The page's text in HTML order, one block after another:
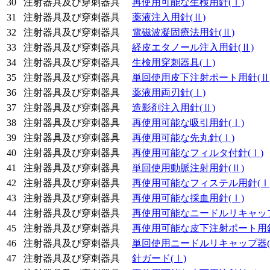
30 注射器具及び穿刺器具 再使用可能な生検用針(Ⅰ)
31
注射器具及び穿刺器具 薬液注入用針(Ⅱ)
32
注射器具及び穿刺器具 電磁波凝固療法用針(Ⅱ)
33
注射器具及び穿刺器具 経皮エタノール注入用針(Ⅱ)
34
注射器具及び穿刺器具 生検用穿刺器具(Ⅰ)
35
注射器具及び穿刺器具 単回使用皮下注射ポート用針
36
注射器具及び穿刺器具 薬液用両刃針(Ⅰ)
37
注射器具及び穿刺器具 造影剤注入用針(Ⅱ)
38
注射器具及び穿刺器具 再使用可能な吸引用針(Ⅰ)
39
注射器具及び穿刺器具 再使用可能な先丸針(Ⅰ)
40
注射器具及び穿刺器具 再使用可能なフィルタ付針(Ⅰ)
41
注射器具及び穿刺器具 単回使用動脈注射用針(Ⅱ)
42
注射器具及び穿刺器具 再使用可能なフィステル用針
43
注射器具及び穿刺器具 再使用可能な採血用針(Ⅰ)
44
注射器具及び穿刺器具
再使用可能なニードルリキャッ
45
注射器具及び穿刺器具
再使用可能な皮下注射ポート用
46
注射器具及び穿刺器具 単回使用ニードルリキャップ器
47
注射器具及び穿刺器具 針ガード(Ⅰ)